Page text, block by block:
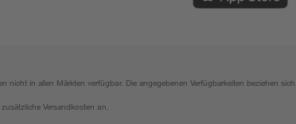
nicht in allen Märkten verfügbar. Die angegebenen Verfügbarkeiten beziehen
Versandkosten an.